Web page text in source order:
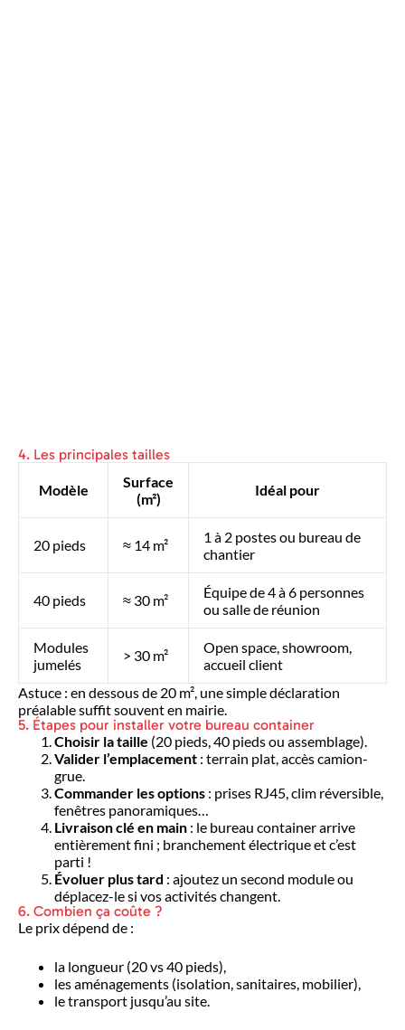
4. Les principales tailles
Modèle
Surface
(m²)
Idéal pour
20 pieds ≈ 14 m²
1 à 2 postes ou bureau de
chantier
40 pieds ≈ 30 m²
Équipe de 4 à 6 personnes
ou salle de réunion
Modules
jumelés
> 30 m²
Open space, showroom,
accueil client
Astuce : en dessous de 20 m², une simple déclaration
préalable suffit souvent en mairie.
5. Étapes pour installer votre bureau container
Choisir la taille (20 pieds, 40 pieds ou assemblage).
Valider l’emplacement : terrain plat, accès camion-
grue.
Commander les options : prises RJ45, clim réversible,
fenêtres panoramiques…
Livraison clé en main : le bureau container arrive
entièrement fini ; branchement électrique et c’est
parti !
Évoluer plus tard : ajoutez un second module ou
déplacez-le si vos activités changent.
6. Combien ça coûte ?
Le prix dépend de :
la longueur (20 vs 40 pieds),
les aménagements (isolation, sanitaires, mobilier),
le transport jusqu’au site.